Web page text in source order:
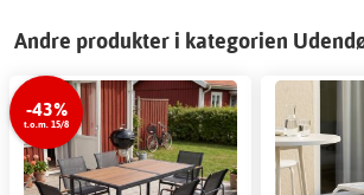
Andre produkter i kategorien
-43%
t.o.m. 15/8